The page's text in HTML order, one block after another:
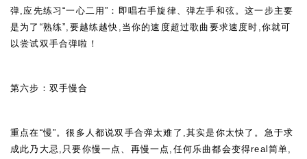
弹,应先练习“一心二用”：即唱右手旋律、弹左手和弦。这一步主要
是为了“熟练”,要越练越快,当你的速度超过歌曲要求速度时,你就可
以尝试双手合弹啦！
第六步：双手慢合
重点在“慢” 。很多人都说双手合弹太难了,其实是你太快了。急于求
成此乃大忌,只要你慢一点、再慢一点,任何乐曲都会变得real简单,